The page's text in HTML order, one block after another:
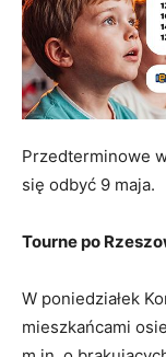
Przedterminowe
się odbyć 9 maja.
Tourne po
W poniedziałek
mieszkańcami